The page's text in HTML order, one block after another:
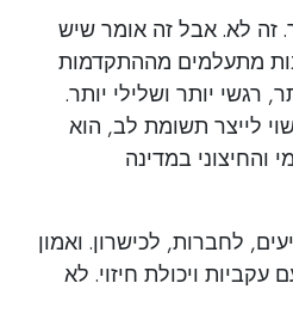
זה לא. אבל זה אומר שיש
מתעלמים מההתקדמות
רגשי יותר ושלילי יותר.
לייצר תשומת לב, הוא
והחיצוני במדינה
לחברות, לכישרון. ואמון
עקביות ויכולת חיזוי. לא